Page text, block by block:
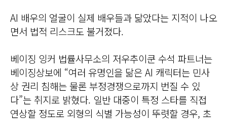
AI 배우의 얼굴이 실제 배우들과 닮았다는 지적이 나오
면서 법적 리스크도 불거졌다.
베이징 잉커 법률사무소의 저우추이쿤 수석 파트너는
베이징상보에 “여러 유명인을 닮은 AI 캐릭터는 민사
상 권리 침해는 물론 부정경쟁으로까지 번질 수 있
다”는 취지로 밝혔다. 일반 대중이 특정 스타를 직접
연상할 정도로 외형의 식별 가능성이 뚜렷할 경우, 초